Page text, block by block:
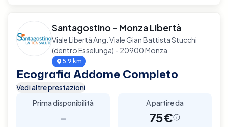
Santagostino - Monza Libertà
Viale Libertà Ang. Viale Gian Battista Stucchi
(dentro Esselunga) - 20900 Monza
5.9 km
Ecografia Addome Completo
Vedi altre prestazioni
Prima disponibilità
-
A partire da
75€